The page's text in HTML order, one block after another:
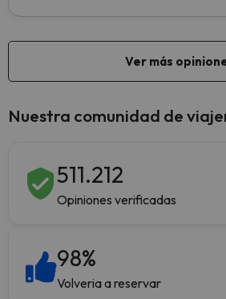
Nuestra comunidad de
511.212
Opiniones verificadas
98%
Volveria a reservar